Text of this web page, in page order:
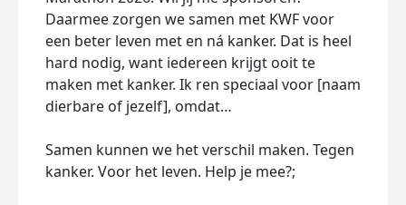
Daarmee zorgen we samen met KWF voor
een beter leven met en ná kanker. Dat is heel
hard nodig, want iedereen krijgt ooit te
maken met kanker. Ik ren speciaal voor [naam
dierbare of jezelf], omdat…
Samen kunnen we het verschil maken. Tegen
kanker. Voor het leven. Help je mee?;